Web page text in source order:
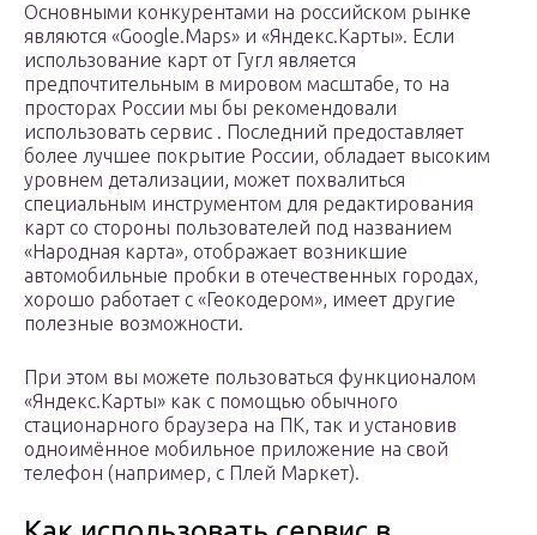
Основными конкурентами на российском рынке
являются «Google.Maps» и «Яндекс.Карты». Если
использование карт от Гугл является
предпочтительным в мировом масштабе, то на
просторах России мы бы рекомендовали
использовать сервис . Последний предоставляет
более лучшее покрытие России, обладает высоким
уровнем детализации, может похвалиться
специальным инструментом для редактирования
карт со стороны пользователей под названием
«Народная карта», отображает возникшие
автомобильные пробки в отечественных городах,
хорошо работает с «Геокодером», имеет другие
полезные возможности.
При этом вы можете пользоваться функционалом
«Яндекс.Карты» как с помощью обычного
стационарного браузера на ПК, так и установив
одноимённое мобильное приложение на свой
телефон (например, с Плей Маркет).